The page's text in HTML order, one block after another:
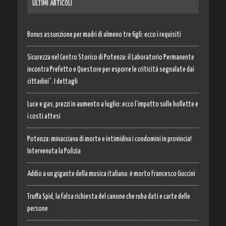
ULTIMI ARTICOLI
Bonus assunzione per madri di almeno tre figli: ecco i requisiti
Sicurezza nel Centro Storico di Potenza: il Laboratorio Permanente
incontra Prefetto e Questore per esporre le criticità segnalate dai
cittadini”. I dettagli
Luce e gas, prezzi in aumento a luglio: ecco l’impatto sulle bollette e
i costi attesi
Potenza: minacciava di morte e intimidiva i condomini in provincia!
Intervenuta la Polizia
Addio a un gigante della musica italiana: è morto Francesco Guccini
Truffa Spid, la falsa richiesta del canone che ruba dati e carte delle
persone